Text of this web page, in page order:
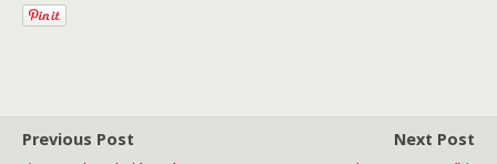
Previous Post
Next Post